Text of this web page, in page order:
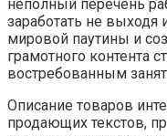
неполный перечень
заработать не
мировой паутины и
грамотного контента
востребованным
Описание товаров
продающих текстов,